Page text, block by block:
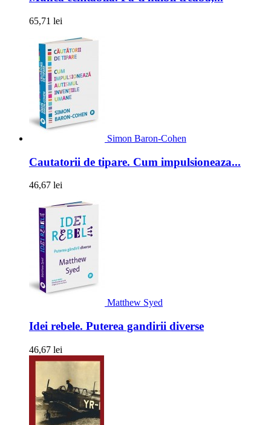
65,71 lei
Simon Baron-Cohen
Cautatorii de tipare. Cum impulsioneaza...
46,67 lei
Matthew Syed
Idei rebele. Puterea gandirii diverse
46,67 lei